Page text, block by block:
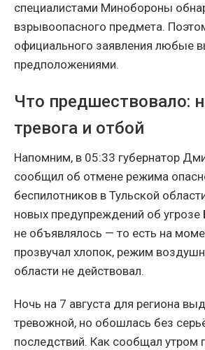
специалистами Минобороны
взрывоопасного предмета.
официального заявления любые
предположениями.
Что предшествовало:
тревога и отбой
Напомним, в 05:33 губернатор
сообщил об отмене режима
беспилотников в Тульской
новых предупреждений об
не объявлялось — то есть на
прозвучал хлопок, режим
области не действовал.
Ночь на 7 августа для региона
тревожной, но обошлась без
последствий. Как сообщал утром